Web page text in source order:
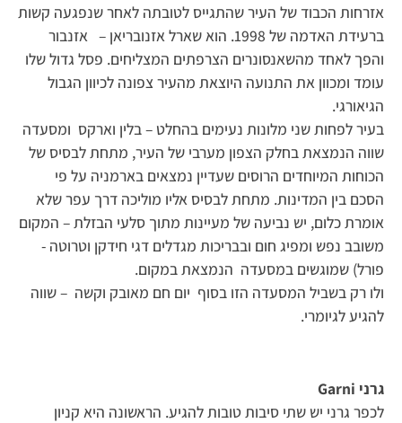
אזרחות הכבוד של העיר שהתגייס לטובתה לאחר שנפגעה קשות
ברעידת האדמה של 1998. הוא שארל אזנובריאן – אזנבור
והפך לאחד מהשאנסונרים הצרפתים המצליחים. פסל גדול שלו
עומד ומכוון את התנועה היוצאת מהעיר צפונה לכיוון הגבול
הגיאורגי.
בעיר לפחות שני מלונות נעימים בהחלט – בלין וארקס ומסעדה
שווה הנמצאת בחלק הצפון מערבי של העיר, מתחת לבסיס של
הכוחות המיוחדים הרוסים שעדיין נמצאים בארמניה על פי
הסכם בין המדינות. מתחת לבסיס אליו מוליכה דרך עפר שלא
אומרת כלום, יש נביעה של מעיינות מתוך סלעי הבזלת – המקום
משובב נפש ומפיג חום ובבריכות מגדלים דגי חידקן וטרוטה -
פורל) שמוגשים במסעדה הנמצאת במקום.
ולו רק בשביל המסעדה הזו בסוף יום חם מאובק וקשה – שווה
להגיע לגיומרי.
גרני Garni
לכפר גרני יש שתי סיבות טובות להגיע. הראשונה היא קניון